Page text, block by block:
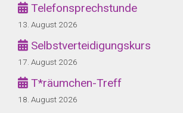
Telefonsprechstunde
13. August 2026
Selbstverteidigungskurs
17. August 2026
T*räumchen-Treff
18. August 2026